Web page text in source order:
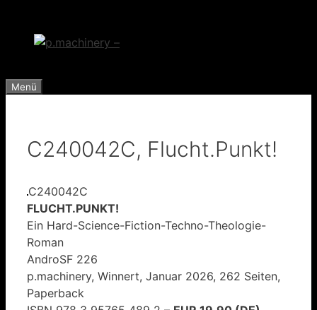
springen
Menü
C240042C, Flucht.Punkt!
C240042C
FLUCHT.PUNKT!
Ein Hard-Science-Fiction-Techno-Theologie-
Roman
AndroSF 226
p.machinery, Winnert, Januar 2026, 262 Seiten,
Paperback